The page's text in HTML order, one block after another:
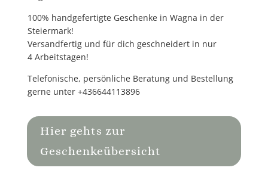
100% handgefertigteGeschenke in Wagna in der
Steiermark!
Versandfertig und für dich geschneidert in nur
4 Arbeitstagen!
Telefonische, persönliche Beratung und Bestellung
gerne unter +436644113896
Hier gehts zur
Geschenkeübersicht